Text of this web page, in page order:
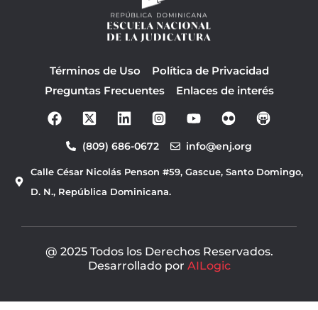
Términos de Uso
Política de Privacidad
Preguntas Frecuentes
Enlaces de interés
F
a
b
o
o
o
t
b
(809) 686-0672 info@enj.org
Calle César Nicolás Penson #59, Gascue, Santo Domingo,
D. N., República Dominicana.
@ 2025 Todos los Derechos Reservados.
Desarrollado por AILogic